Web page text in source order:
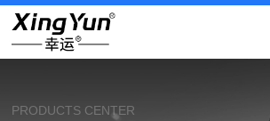
PRODUCTS CENTER